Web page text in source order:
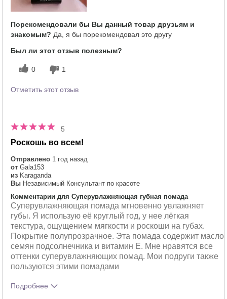
Порекомендовали бы Вы данный товар друзьям и
знакомым? Да, я бы порекомендовал это другу
Был ли этот отзыв полезным?
0 1
Отметить этот отзыв
5
Роскошь во всем!
Отправлено 1 год назад
от Gala153
из Karaganda
Вы Независимый Консультант по красоте
Комментарии для Суперувлажняющая губная помада
Суперувлажняющая помада мгновенно увлажняет
губы. Я использую её круглый год, у нее лёгкая
текстура, ощущением мягкости и роскоши на губах.
Покрытие полупрозрачное. Эта помада содержит масло
семян подсолнечника и витамин Е. Мне нравятся все
оттенки суперувлажняющих помад. Мои подруги также
пользуются этими помадами
Подробнее